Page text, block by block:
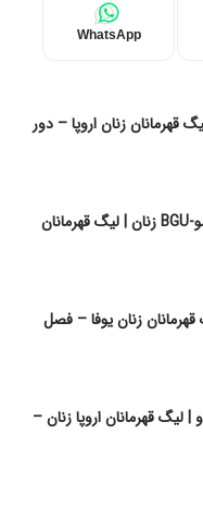
WhatsApp
زنان اروپا – دور
پیش‌بینی و تحلیل بریدا بلیک زنان – دینامو-BGU زنان | لیگ قهرمانان
زنان یوفا – فصل
قهرمانان اروپا زنان –